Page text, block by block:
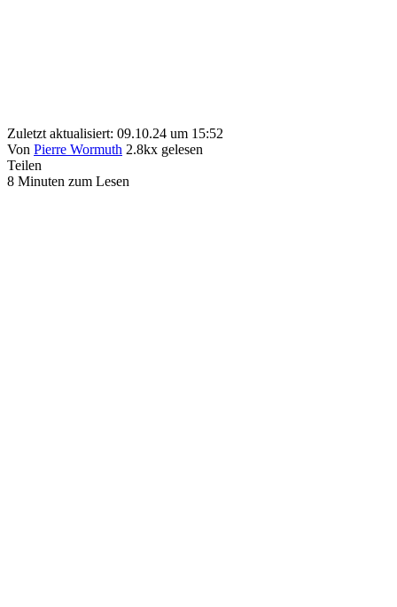
Zuletzt aktualisiert: 09.10.24 um 15:52
Von Pierre Wormuth 2.8kx gelesen
Teilen
8 Minuten zum Lesen